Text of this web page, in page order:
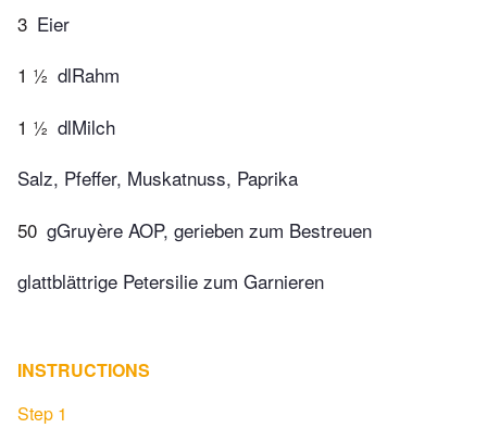
3 Eier
1 ½ dlRahm
1 ½ dlMilch
Salz, Pfeffer, Muskatnuss, Paprika
50 gGruyère AOP, gerieben zum Bestreuen
glattblättrige Petersilie zum Garnieren
INSTRUCTIONS
Step 1